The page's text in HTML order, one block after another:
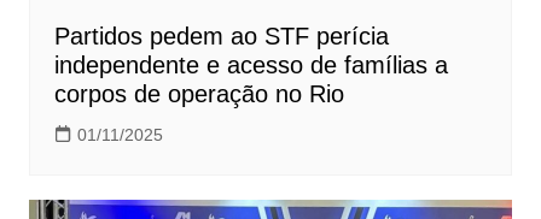
Partidos pedem ao STF perícia
independente e acesso de famílias a
corpos de operação no Rio
01/11/2025